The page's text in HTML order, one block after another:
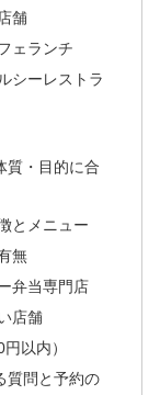
舗
ェランチ
シーレストラ
質・目的に合
とメニュー
無
弁当専門店
店舗
以内）
質問と予約の